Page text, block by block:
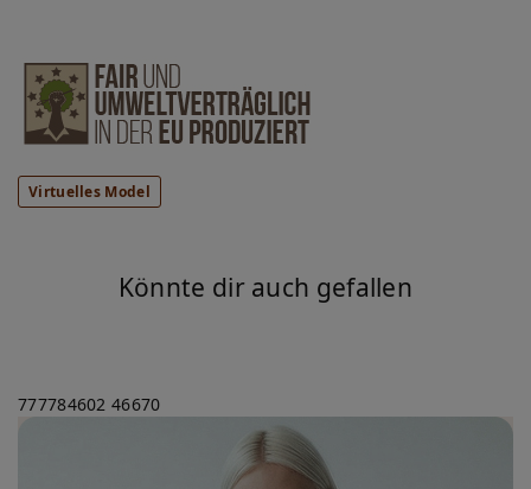
Virtuelles Model
Könnte dir auch gefallen
777784602 46670